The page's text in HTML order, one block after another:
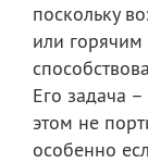
поскольку
или
Его задача
этом не
особенно